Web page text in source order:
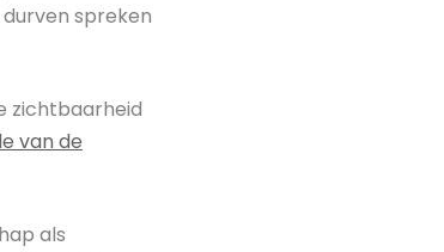
spreken
zichtbaarheid
van de
als